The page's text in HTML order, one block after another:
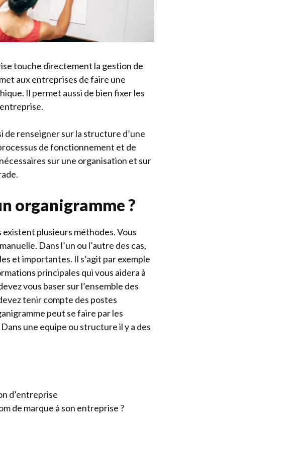
touche directement la gestion de
aux entreprises de faire une
Il permet aussi de bien fixer les
de renseigner sur la structure d’une
de fonctionnement et de
sur une organisation et sur
organigramme ?
existent plusieurs méthodes. Vous
Dans l’un ou l’autre des cas,
et importantes. Il s’agit par exemple
principales qui vous aidera à
vous baser sur l’ensemble des
tenir compte des postes
peut se faire par les
une equipe ou structure il y a des
d’entreprise
de marque à son entreprise ?